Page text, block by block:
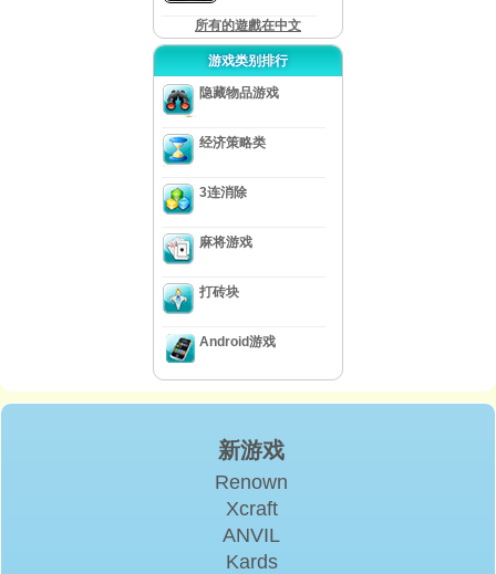
所有的遊戲在中文
游戏类别排行
隐藏物品游戏
经济策略类
3连消除
麻将游戏
打砖块
Android游戏
新游戏
Renown
Xcraft
ANVIL
Kards